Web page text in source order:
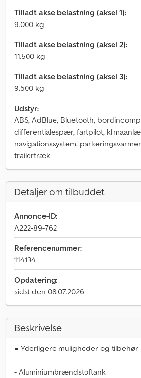
Tilladt akselbelastning (aksel 1):
9.000 kg
Tilladt akselbelastning (aksel 2):
11.500 kg
Tilladt akselbelastning (aksel 3):
9.500 kg
Udstyr:
ABS, AdBlue, Bluetooth,
differentialespær, fartpilot,
navigationssystem,
trailertræk
Detaljer om tilbuddet
Annonce-ID:
A222-89-762
Referencenummer:
114134
Opdatering:
sidst den 08.07.2026
Beskrivelse
= Yderligere muligheder og tilbehør
- Aluminiumbrændstoftank